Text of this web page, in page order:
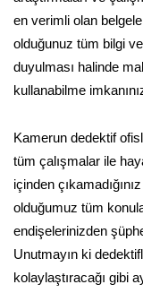
en verimli olan
olduğunuz tüm bilgi
duyulması halinde
kullanabilme
Kamerun dedektif
tüm çalışmalar ile
içinden
olduğumuz tüm
endişelerinizden
Unutmayın ki
kolaylaştıracağı gibi